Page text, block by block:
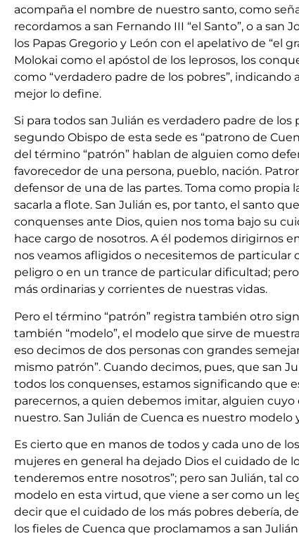
acompaña el nombre de nuestro santo, como
recordamos a san Fernando III “el Santo”, o a san
los Papas Gregorio y León con el apelativo de “el
Molokai como el apóstol de los leprosos, los
como “verdadero padre de los pobres”, indicando
mejor lo define.
Si para todos san Julián es verdadero padre de los
segundo Obispo de esta sede es “patrono de
del término “patrón” hablan de alguien como
favorecedor de una persona, pueblo, nación.
defensor de una de las partes. Toma como propia
sacarla a flote. San Julián es, por tanto, el santo
conquenses ante Dios, quien nos toma bajo su
hace cargo de nosotros. A él podemos dirigirnos
nos veamos afligidos o necesitemos de particular
peligro o en un trance de particular dificultad;
más ordinarias y corrientes de nuestras vidas.
Pero el término “patrón” registra también otro
también “modelo”, el modelo que sirve de
eso decimos de dos personas con grandes
mismo patrón”. Cuando decimos, pues, que san
todos los conquenses, estamos significando que
parecernos, a quien debemos imitar, alguien
nuestro. San Julián de Cuenca es nuestro modelo
Es cierto que en manos de todos y cada uno de
mujeres en general ha dejado Dios el cuidado de
tenderemos entre nosotros”; pero san Julián, tal
modelo en esta virtud, que viene a ser como un
decir que el cuidado de los más pobres debería,
los fieles de Cuenca que proclamamos a san